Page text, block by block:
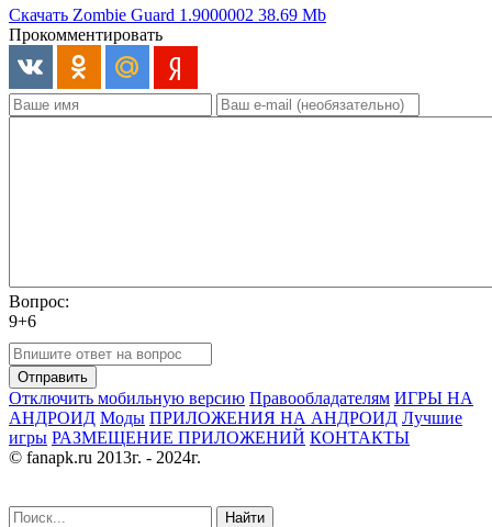
Скачать Zombie Guard 1.9000002 38.69 Mb
Прокомментировать
Вопрос:
9+6
Отправить
Отключить мобильную версию Правообладателям ИГРЫ НА
АНДРОИД Моды ПРИЛОЖЕНИЯ НА АНДРОИД Лучшие
игры РАЗМЕЩЕНИЕ ПРИЛОЖЕНИЙ КОНТАКТЫ
© fanapk.ru 2013г. - 2024г.
Найти